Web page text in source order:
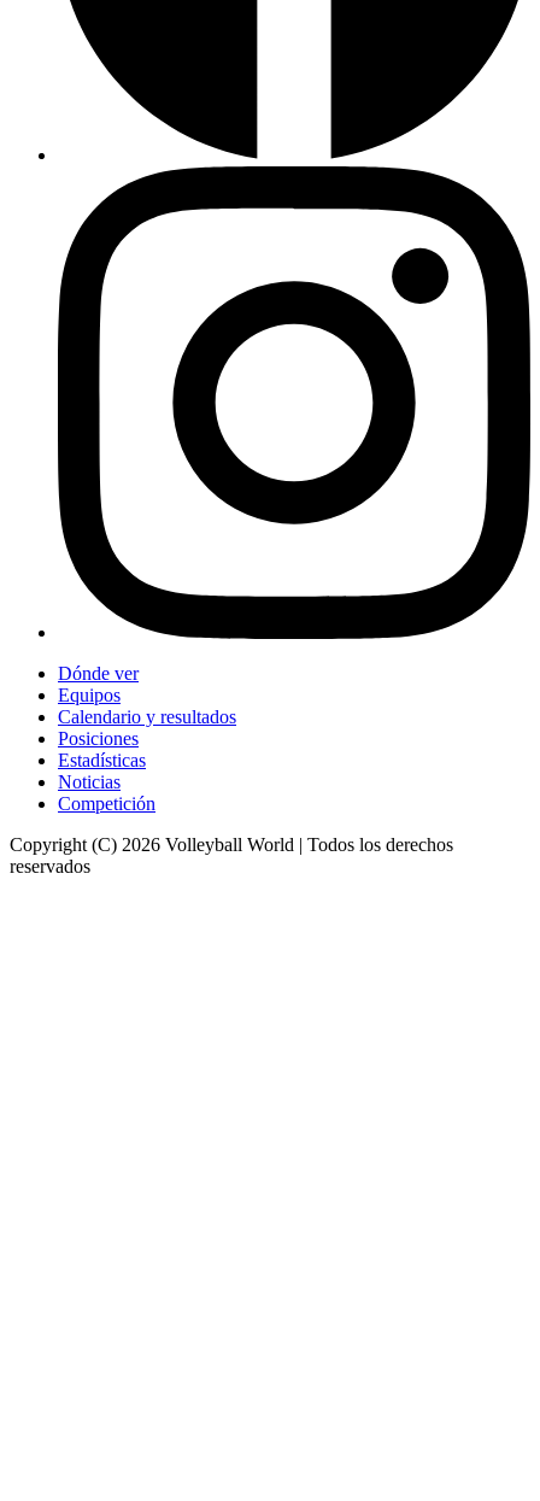
Dónde ver
Equipos
Calendario y resultados
Posiciones
Estadísticas
Noticias
Competición
Copyright (C) 2026 Volleyball World | Todos los derechos
reservados